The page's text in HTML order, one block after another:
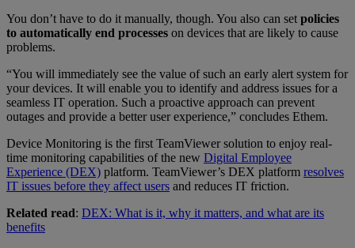
You don’t have to do it manually, though. You also can set policies
to automatically end processes on devices that are likely to cause
problems.
“You will immediately see the value of such an early alert system for
your devices. It will enable you to identify and address issues for a
seamless IT operation. Such a proactive approach can prevent
outages and provide a better user experience,” concludes Ethem.
Device Monitoring is the first TeamViewer solution to enjoy real-
time monitoring capabilities of the new Digital Employee
Experience (DEX) platform. TeamViewer’s DEX platform resolves
IT issues before they affect users and reduces IT friction.
Related read: DEX: What is it, why it matters, and what are its
benefits